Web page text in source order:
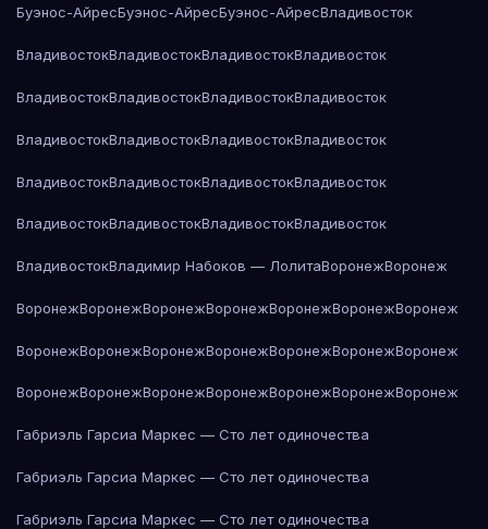
Буэнос-АйресБуэнос-АйресБуэнос-АйресВладивосток
ВладивостокВладивостокВладивостокВладивосток
ВладивостокВладивостокВладивостокВладивосток
ВладивостокВладивостокВладивостокВладивосток
ВладивостокВладивостокВладивостокВладивосток
ВладивостокВладивостокВладивостокВладивосток
ВладивостокВладимир Набоков — ЛолитаВоронежВоронеж
ВоронежВоронежВоронежВоронежВоронежВоронежВоронеж
ВоронежВоронежВоронежВоронежВоронежВоронежВоронеж
ВоронежВоронежВоронежВоронежВоронежВоронежВоронеж
Габриэль Гарсиа Маркес — Сто лет одиночества
Габриэль Гарсиа Маркес — Сто лет одиночества
Габриэль Гарсиа Маркес — Сто лет одиночества